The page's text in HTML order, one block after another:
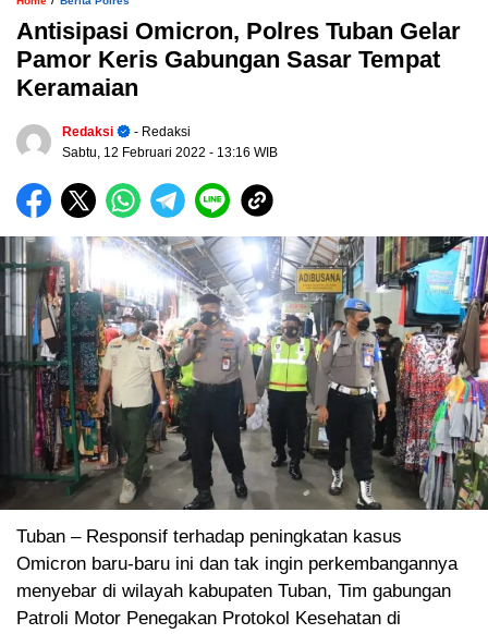
Antisipasi Omicron, Polres Tuban Gelar
Pamor Keris Gabungan Sasar Tempat
Keramaian
Redaksi
- Redaksi
Sabtu, 12 Februari 2022 - 13:16 WIB
Tuban – Responsif terhadap peningkatan kasus
Omicron baru-baru ini dan tak ingin perkembangannya
menyebar di wilayah kabupaten Tuban, Tim gabungan
Patroli Motor Penegakan Protokol Kesehatan di